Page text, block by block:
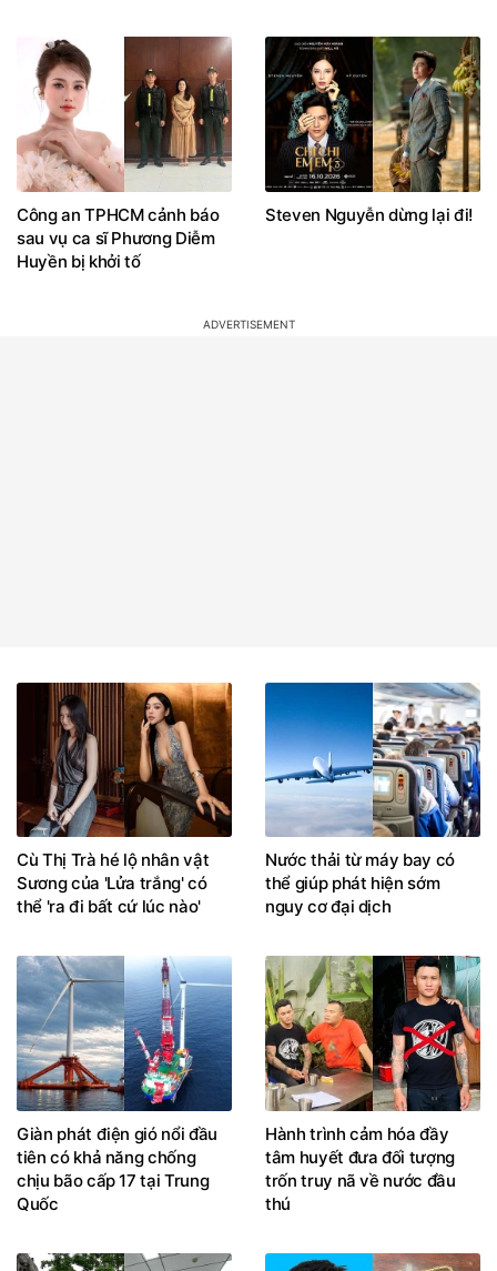
Công an TPHCM cảnh báo
sau vụ ca sĩ Phương Diễm
Huyền bị khởi tố
Steven Nguyễn dừng lại đi!
Cù Thị Trà hé lộ nhân vật
Sương của 'Lửa trắng' có
thể 'ra đi bất cứ lúc nào'
Nước thải từ máy bay có
thể giúp phát hiện sớm
nguy cơ đại dịch
Giàn phát điện gió nổi đầu
tiên có khả năng chống
chịu bão cấp 17 tại Trung
Quốc
Hành trình cảm hóa đầy
tâm huyết đưa đối tượng
trốn truy nã về nước đầu
thú